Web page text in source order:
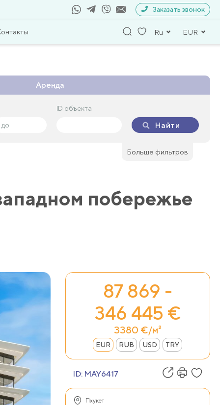
Заказать звонок
Ru EUR
Аренда
ID объекта
Найти
Больше фильтров
ID объекта
Найти
побережье
87 869 -
346 445 €
3380 €/м²
EUR RUB USD TRY
ID: MAY6417
Пхукет